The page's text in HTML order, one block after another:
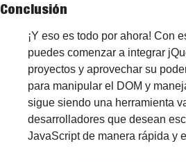
Conclusión
¡Y eso es todo por ahora! Con
puedes comenzar a integrar
proyectos y aprovechar su
para manipular el DOM y
sigue siendo una herramienta
desarrolladores que desean
JavaScript de manera rápida y